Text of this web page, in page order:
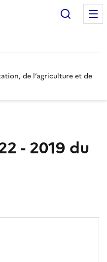
de l’agriculture et de
- 2019 du